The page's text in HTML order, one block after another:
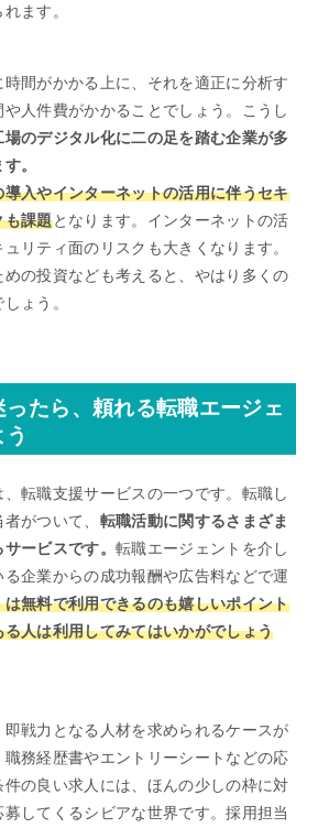
ます。
間がかかる上に、それを適正に分析す
人件費がかかることでしょう。こうし
場のデジタル化に二の足を踏む企業が多
。
導入やインターネットの活用に伴うセキ
も課題となります。インターネットの活
リティ面のリスクも大きくなります。
の投資なども考えると、やはり多くの
ょう。
たら、頼れる転職エージェ
転職支援サービスの一つです。転職し
がついて、 転職活動に関するさまざま
ービスです。 転職エージェントを介し
企業からの成功報酬や広告料などで運
は無料で利用できるのも嬉しいポイント
人は利用してみてはいかがでしょう
戦力となる人材を求められるケースが
務経歴書やエントリーシートなどの応
の良い求人には、ほんの少しの枠に対
してくるシビアな世界です。採用担当